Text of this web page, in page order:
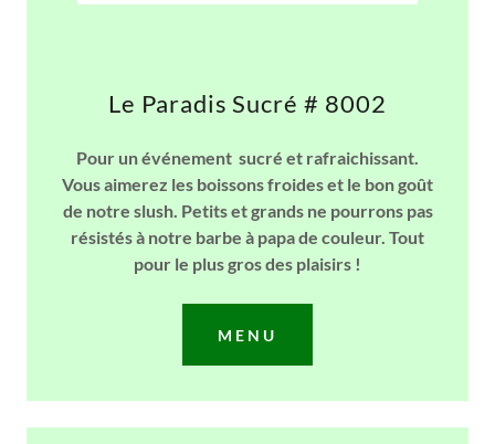
Le Paradis Sucré # 8002
Pour un événement sucré et rafraichissant.
Vous aimerez les boissons froides et le bon goût
de notre slush. Petits et grands ne pourrons pas
résistés à notre barbe à papa de couleur. Tout
pour le plus gros des plaisirs !
MENU